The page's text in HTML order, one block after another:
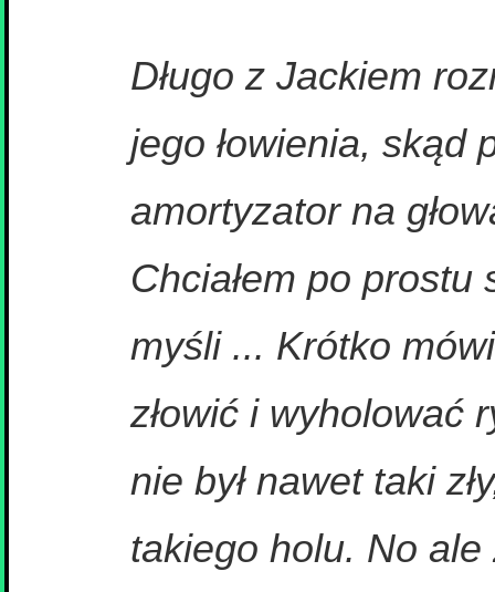
Długo z Jackiem
jego łowienia, skąd
amortyzator na
Chciałem po prostu
myśli ... Krótko
złowić i wyholować
nie był nawet taki
takiego holu. No